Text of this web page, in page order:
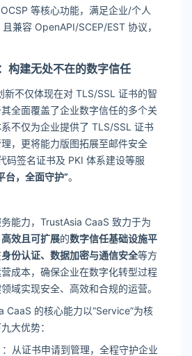
等核心功能，满足企业/个人
兼容 OpenAPI/SCEP/EST 协议，
构建无处不在的数字信任
新不仅体现在对 TLS/SSL 证书的智
全面覆盖了企业数字信任的多个关
不仅为企业提供了 TLS/SSL 证书
，更将能力版图拓展至邮件安全
码签名证书及 PKI 体系建设等服
台，全面守护”。
能力，TrustAsia CaaS 致力于为
效且可扩展的数字信任基础设施平
身份认证、数据加密与通信安全等方
成本，确保企业在数字化转型过程
域实现安全、高效和合规的运营。
CaaS 的核心能力以“Service”为核
大优势：
从证书申请到管理，全程守护企业